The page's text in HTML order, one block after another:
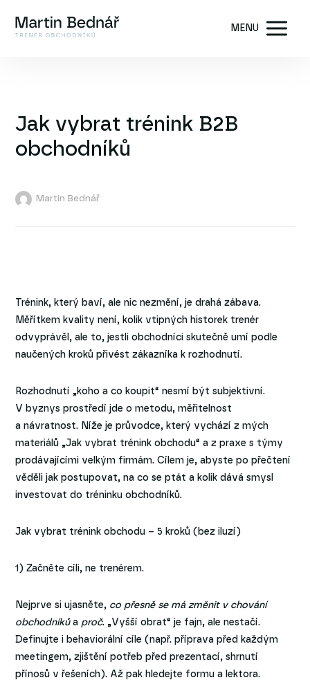
MENU
Jak vybrat trénink B2B
obchodníků
Martin Bednář
Trénink, který baví, ale nic nezmění, je drahá zábava.
Měřítkem kvality není, kolik vtipných historek trenér
odvyprávěl, ale to, jestli obchodníci skutečně umí podle
naučených kroků přivést zákazníka k rozhodnutí.
Rozhodnutí „koho a co koupit“ nesmí být subjektivní.
V byznys prostředí jde o metodu, měřitelnost
a návratnost. Níže je průvodce, který vychází z mých
materiálů „Jak vybrat trénink obchodu“ a z praxe s týmy
prodávajícími velkým firmám. Cílem je, abyste po přečtení
věděli jak postupovat, na co se ptát a kolik dává smysl
investovat do tréninku obchodníků.
Jak vybrat trénink obchodu – 5 kroků (bez iluzí)
1) Začněte cíli, ne trenérem.
Nejprve si ujasněte, co přesně se má změnit v chování
obchodníkůa proč. „Vyšší obrat“ je fajn, ale nestačí.
Definujte i behaviorální cíle (např. příprava před každým
meetingem, zjištění potřeb před prezentací, shrnutí
přínosů v řešeních). Až pak hledejte formu a lektora.